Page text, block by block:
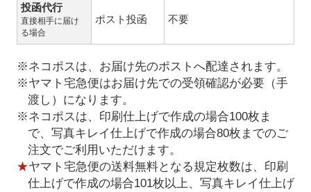
投函代行
直接相手に届け
る場合
ポスト投函 不要
※ネコポスは、お届け先のポストへ配達されます。
※ヤマト宅急便はお届け先での受領確認が必要（手
渡し）になります。
※ネコポスは、印刷仕上げで作成の場合100枚ま
で、写真キレイ仕上げで作成の場合80枚までのご
注文でご利用いただけます。
★ヤマト宅急便の送料無料となる規定枚数は、印刷
仕上げで作成の場合101枚以上、写真キレイ仕上げ